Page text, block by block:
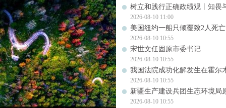
树立和践行正确政绩观丨知畏
2026-08-10 11:00
美国纽约一船只倾覆致2人死亡
2026-08-10 10:55
宋世文任固原市委书记
2026-08-10 10:55
我国法院成功化解发生在霍尔
2026-08-10 10:55
新疆生产建设兵团生态环境局
2026-08-10 10:55